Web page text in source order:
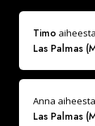
Timo aiheesta
Las Palmas
Anna aiheesta
Las Palmas